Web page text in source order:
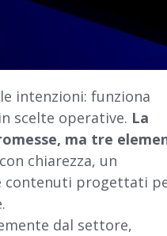
intenzioni: funziona
scelte operative. La
ma tre
chiarezza, un
contenuti progettati
dal settore,